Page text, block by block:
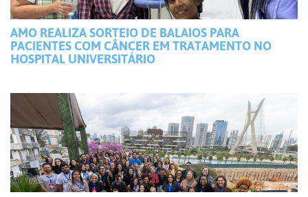
AMO REALIZA SORTEIO DE BALAIOS PARA
PACIENTES COM CÂNCER EM TRATAMENTO NO
HOSPITAL UNIVERSITÁRIO